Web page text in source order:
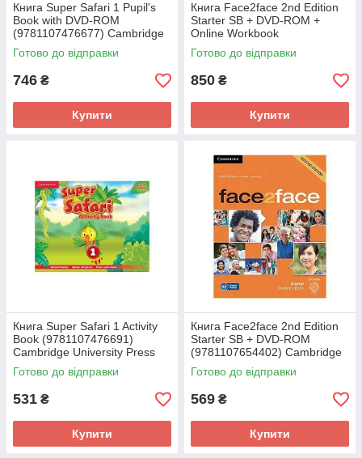
Книга Super Safari 1 Pupil's
Book with DVD-ROM
(9781107476677) Cambridge
University Press
Готово до відправки
746 ₴
Купити
Книга Face2face 2nd Edition
Starter SB + DVD-ROM +
Online Workbook
(9781107622685) Cambridge
University Press
Готово до відправки
850 ₴
Купити
Книга Super Safari 1 Activity
Book (9781107476691)
Cambridge University Press
Готово до відправки
531 ₴
Купити
Книга Face2face 2nd Edition
Starter SB + DVD-ROM
(9781107654402) Cambridge
University Press
Готово до відправки
569 ₴
Купити